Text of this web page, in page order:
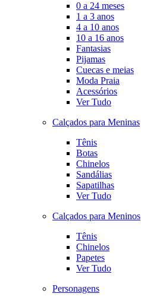
0 a 24 meses
1 a 3 anos
4 a 10 anos
10 a 16 anos
Fantasias
Pijamas
Cuecas e meias
Moda Praia
Acessórios
Ver Tudo
Calçados para Meninas
Tênis
Botas
Chinelos
Sandálias
Sapatilhas
Ver Tudo
Calçados para Meninos
Tênis
Chinelos
Papetes
Ver Tudo
Personagens